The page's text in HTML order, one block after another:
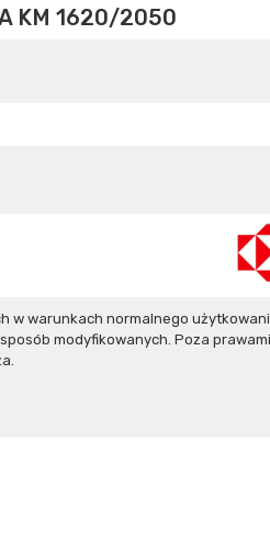
KM 1620/2050
w warunkach normalnego
modyfikowanych. Poza